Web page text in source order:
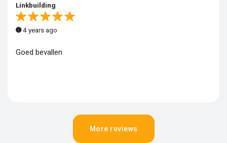
Linkbuilding
4 years ago
Goed bevallen
More reviews